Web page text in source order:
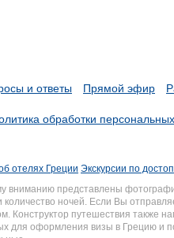
и ответы Прямой эфир
обработки
отелях Греции Экскурсии по
вниманию представлены
ночей. Если Вы
Конструктор путешествия
для оформления визы в Грецию и